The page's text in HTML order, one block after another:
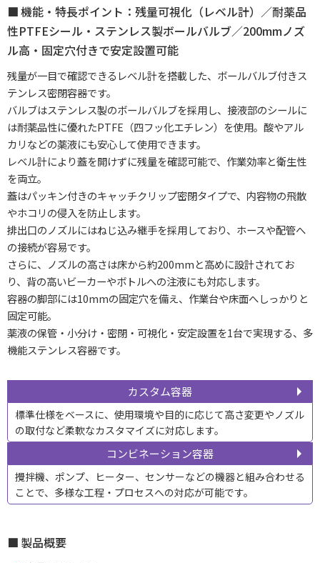
機能・特長ポイント：残量可視化（レベル計）／耐薬品
性PTFEシール・ステンレス製ボールバルブ／200mmノズ
ル高・固定穴付きで安定設置可能
残量が一目で確認できるレベル計を搭載した、ボールバルブ付きス
テンレス密閉容器です。
バルブはステンレス製のボールバルブを採用し、接液部のシールに
は耐薬品性に優れたPTFE（四フッ化エチレン）を使用。酸やアル
カリなどの薬液にも安心して使用できます。
レベル計により蓋を開けずに残量を確認可能で、作業効率と衛生性
を両立。
蓋はパッキン付きのキャッチクリップ密閉タイプで、内容物の飛散
やホコリの侵入を防止します。
排出口のノズルにはねじ込み継手を採用しており、ホースや配管へ
の接続が容易です。
さらに、ノズルの高さは床から約200mmと高めに設計されてお
り、背の高いビーカーやボトルへの注液にも対応します。
容器の脚部には10mmの固定穴を備え、作業台や床面へしっかりと
固定可能。
薬液の保管・小分け・密閉・可視化・安定設置を1台で実現する、多
機能ステンレス容器です。
カスタム容器
標準仕様をベースに、使用環境や目的に応じて高さ変更やノズル
の取付など柔軟なカスタマイズに対応します。
コンビネーション容器
攪拌機、ポンプ、ヒーター、センサーなどの機器と組み合わせる
ことで、多様な工程・プロセスへの対応が可能です。
製品概要